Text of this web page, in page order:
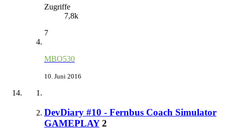
Zugriffe
7,8k
7
MBO530
10. Juni 2016
DevDiary #10 - Fernbus Coach Simulator
GAMEPLAY 2